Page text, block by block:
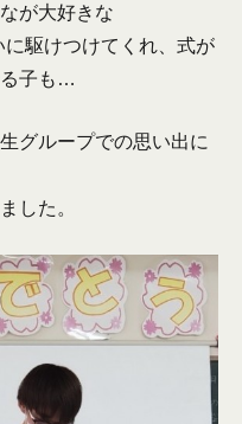
が大好きな
駆けつけてくれ、式が
る子も…
グループでの思い出に
した。